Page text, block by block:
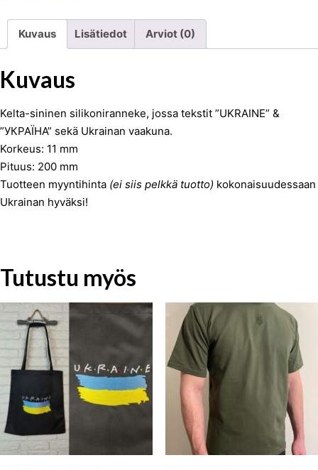
Kuvaus Lisätiedot Arviot (0)
Kuvaus
Kelta-sininen silikoniranneke, jossa tekstit ”UKRAINE” &
”УКРАЇНА” sekä Ukrainan vaakuna.
Korkeus: 11 mm
Pituus: 200 mm
Tuotteen myyntihinta (ei siis pelkkä tuotto) kokonaisuudessaan
Ukrainan hyväksi!
Tutustu myös